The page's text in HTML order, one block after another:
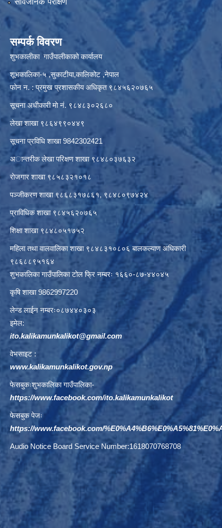
सार्वजनिक परीक्षण
सम्पर्क विवरण
शुभकालीका गाउँपालीकाको कार्यालय
शूभकालिका-५ ,सुकाटीया,कालिकोट ,नेपाल
फोन न. : प्रमुख प्रशासकीय अधिकृत ९८४५६२०७६५
सूचना अधीकारी माे नं. ९८४८३०२६८०
लेखा शाखा ९८६४९९०४४९
सूचना प्रविधि शाखा 9842302421
अान्तरीक लेखा परिक्षण शाखा ९८४८०३७६३२
राेजगार शाखा ९८५८३२१०१८
पञ्जीकरण शाखा ९८६८३१७८६१, ९८४८०९७४२४
प्राविधिक शाखा ९८४५६२०७६५
शिक्षा शाखा ९८४८०५१७५२
महिला तथा वालवालिका शाखा ९८४८३१०८०६ बालकल्याण अधिकारी
९८६८८९५१६४
शुभकालिका गाउँपालिका टोल फ्रि नम्बरः १६६०-८७-४४०४५
कृषि शाखा 9862997220
लेन्ड लाईन नम्बरः०८७४४०३०३
इमेल:
ito.kalikamunkalikot@gmail.com
वेभसाइट :
www.kalikamunkalikot.gov.np
फेसबुकःशुभकालिका गाउँपालिका-
https://www.facebook.com/ito.kalikamunkalikot
फेसबुक पेजः
https://www.facebook.com/
Audio Notice Board Service Number:1618070768708